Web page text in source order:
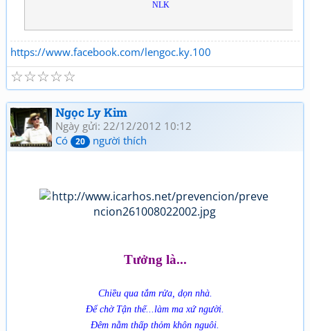
NLK
https://www.facebook.com/lengoc.ky.100
☆
☆
☆
☆
☆
Ngọc Ly Kim
Ngày gửi: 22/12/2012 10:12
Có
20 người thích
Tưởng là...
Chiều qua tắm rửa, dọn nhà.
Để chờ Tận thế...làm ma xứ người.
Đêm nằm thấp thỏm khôn nguôi.